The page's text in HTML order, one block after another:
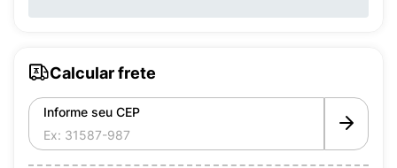
Calcular frete
Informe seu CEP